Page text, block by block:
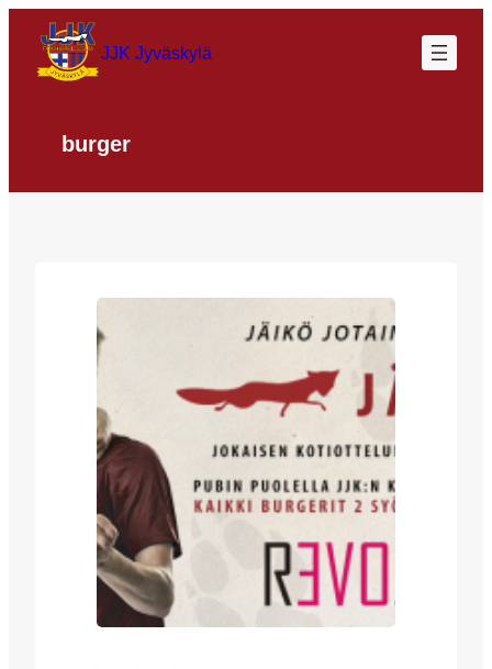
sisältöön
JJK Jyväskylä
burger